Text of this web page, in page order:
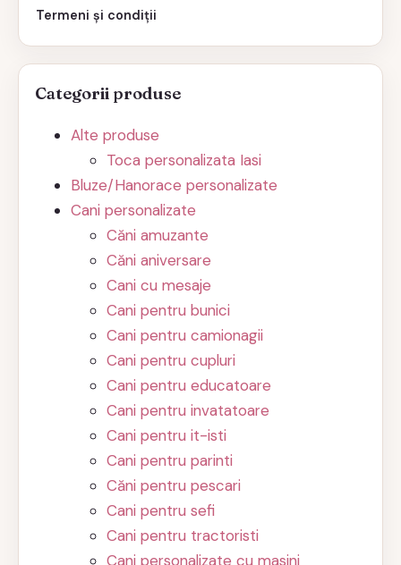
Termeni și condiții
Categorii produse
Alte produse
Toca personalizata Iasi
Bluze/Hanorace personalizate
Cani personalizate
Căni amuzante
Căni aniversare
Cani cu mesaje
Cani pentru bunici
Cani pentru camionagii
Cani pentru cupluri
Cani pentru educatoare
Cani pentru invatatoare
Cani pentru it-isti
Cani pentru parinti
Căni pentru pescari
Cani pentru sefi
Cani pentru tractoristi
Cani personalizate cu masini